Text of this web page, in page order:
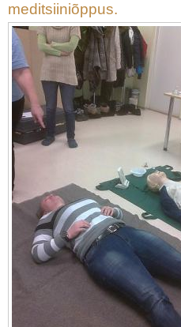
meditsiiniõppus.